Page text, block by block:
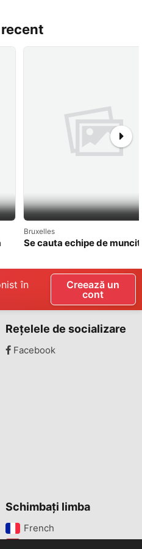
Bruxelles
Se cauta echipe de
în
Creează un
cont
Rețelele de socializare
Facebook
Schimbați limba
French‎